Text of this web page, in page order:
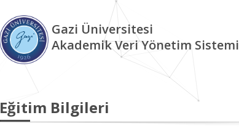
Gazi Üniversitesi
Akademik Veri Yönetim Sistemi
Eğitim Bilgileri